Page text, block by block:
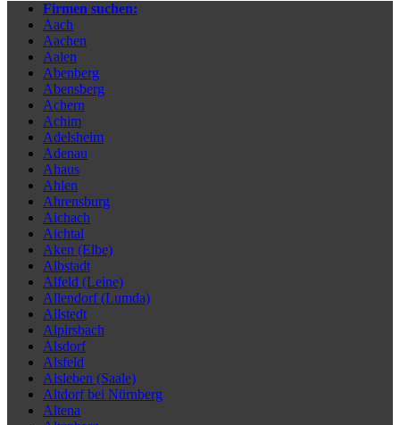
Firmen suchen:
Aach
Aachen
Aalen
Abenberg
Abensberg
Achern
Achim
Adelsheim
Adenau
Ahaus
Ahlen
Ahrensburg
Aichach
Aichtal
Aken (Elbe)
Albstadt
Alfeld (Leine)
Allendorf (Lumda)
Allstedt
Alpirsbach
Alsdorf
Alsfeld
Alsleben (Saale)
Altdorf bei Nürnberg
Altena